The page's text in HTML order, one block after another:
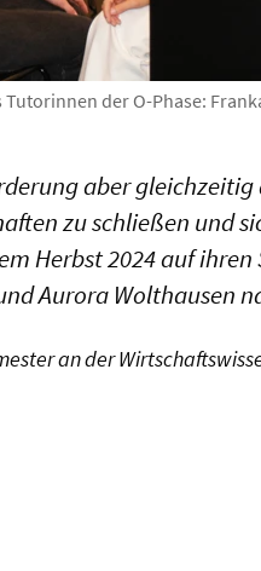
der O-Phase:
aber gleichzeitig
zu schließen und
Herbst 2024 auf
Aurora Wolthausen
an der